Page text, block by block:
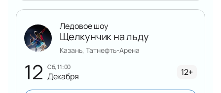
Купите билеты заранее — лучшие места доступны
сейчас!
12 сб, 11:00
Декабря
Ледовое шоу
Щелкунчик на льду
Казань, Татнефть-Арена
12+